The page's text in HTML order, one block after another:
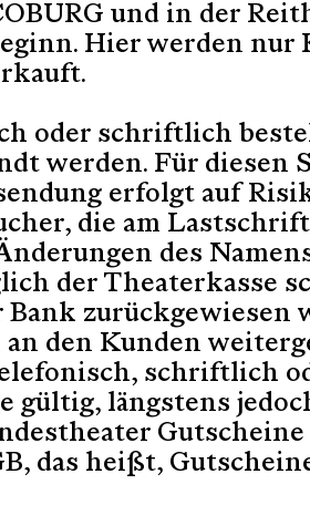
und in der
Hier werden nur
oder schriftlich
werden. Für diesen
erfolgt auf
die am
des
der Theaterkasse
zurückgewiesen
den Kunden
schriftlich
gültig, längstens
das heißt,